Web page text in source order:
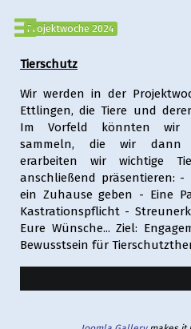
Projektwoche 2024
Tierschutz
Wir werden in der
Ettlingen, die Tiere und
Im Vorfeld könnten wir
sammeln, die wir dann
erarbeiten wir wichtige
anschließend präsentieren: -
ein Zuhause geben - Eine
Kastrationspflicht -
Eure Wünsche... Ziel:
Bewusstsein für